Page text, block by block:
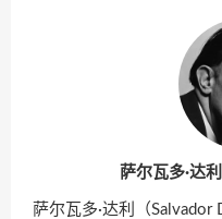
萨尔瓦多·达利
萨尔瓦多·达利（